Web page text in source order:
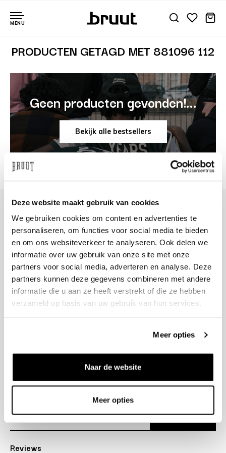
Deze website maakt gebruik van cookies
We gebruiken cookies om content en advertenties te
personaliseren, om functies voor social media te bieden
en om ons websiteverkeer te analyseren. Ook delen we
informatie over uw gebruik van onze site met onze
partners voor social media, adverteren en analyse. Deze
partners kunnen deze gegevens combineren met andere
informatie die u aan ze heeft verstrekt of die ze hebben
verzameld op basis van uw gebruik van hun services.
Meer opties
Naar de website
Meer opties
MENU
PRODUCTEN GETAGD MET 881096 112
Geen producten gevonden!...
Bekijk alle bestsellers
+31 23 205 2006
info@bruut.nl
Contact Formulier
Open 12:00 - 18:00
OPENINGSTIJDEN
Over ons
Reviews